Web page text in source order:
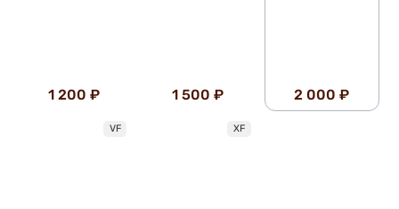
1 200 ₽ 1 500 ₽ 2 000 ₽
VF XF